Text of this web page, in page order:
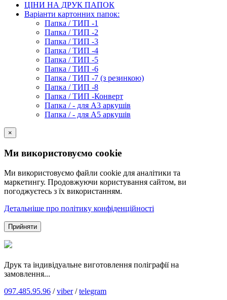
ЦІНИ НА ДРУК ПАПОК
Варіанти картонних папок:
Папка / ТИП -1
Папка / ТИП -2
Папка / ТИП -3
Папка / ТИП -4
Папка / ТИП -5
Папка / ТИП -6
Папка / ТИП -7 (з резинкою)
Папка / ТИП -8
Папка / ТИП -Конверт
Папка / - для А3 аркушів
Папка / - для А5 аркушів
×
Ми використовуємо cookie
Ми використовуємо файли cookie для аналітики та
маркетингу. Продовжуючи користування сайтом, ви
погоджуєтесь з їх використанням.
Детальніше про політику конфіденційності
Прийняти
Друк та індивідуальне виготовлення поліграфії на
замовлення...
097.485.95.96 /viber/telegram